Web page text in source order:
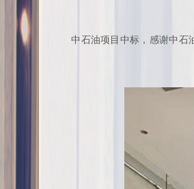
中石油项目中标，感谢中石